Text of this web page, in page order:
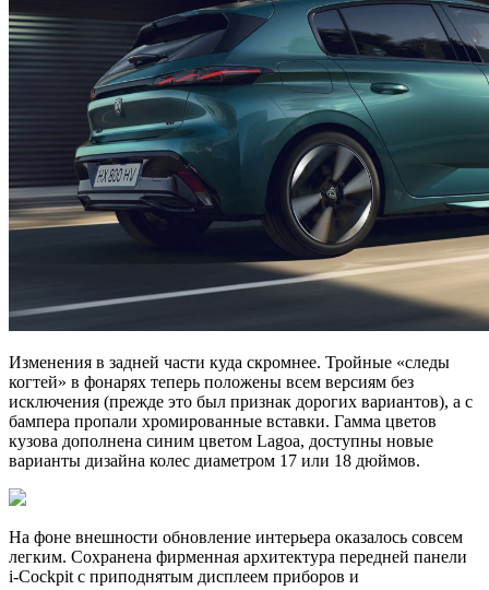
Изменения в задней части куда скромнее. Тройные «следы
когтей» в фонарях теперь положены всем версиям без
исключения (прежде это был признак дорогих вариантов), а с
бампера пропали хромированные вставки. Гамма цветов
кузова дополнена синим цветом Lagoa, доступны новые
варианты дизайна колес диаметром 17 или 18 дюймов.
На фоне внешности обновление интерьера оказалось совсем
легким. Сохранена фирменная архитектура передней панели
i-Cockpit с приподнятым дисплеем приборов и